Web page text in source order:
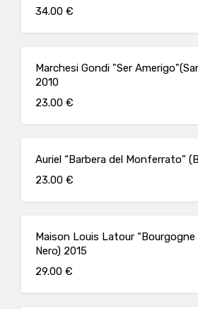
34.00 €
Marchesi Gondi "Ser
2010
23.00 €
Auriel “Barbera del Monferrato”
23.00 €
Maison Louis Latour “Bourgogne
Nero) 2015
29.00 €